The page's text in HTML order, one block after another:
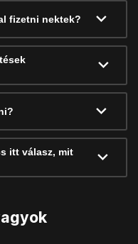
fizetni nektek?
itt válasz, mit